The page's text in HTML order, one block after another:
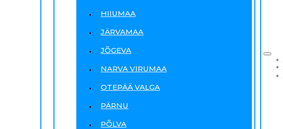
HIIUMAA
JÄRVAMAA
JÕGEVA
NARVA VIRUMAA
OTEPÄÄ VALGA
PÄRNU
PÕLVA